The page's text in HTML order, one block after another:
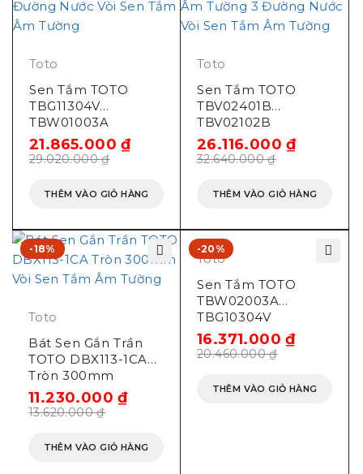
Lớp mạ bền vững với thời gian
Thân van bằng đồng thau
Van đĩa bằng sứ chống bám cặn bẩn giúp khóa
nước hoàn toàn
Bản vẽ van điều chỉnh
nóng lạnh
TBG02304B/TBN01001B
Toto
Sen Tắm TOTO
TBG11304V
TBW01003A
TBW01008A
TBG11001B
Tường 3 Đường
29.020.000₫
21.865.000₫
THÊM VÀO GIỎ HÀNG
Toto
Sen Tắm TOTO
TBV02401B
TBV02102B
TBW02004A
TBW02006A
TBG02001B Âm
32.640.000₫
26.116.000₫
THÊM VÀO GIỎ HÀNG
-18%
Toto
Bát Sen Gắn Trần
TOTO DBX113-1CA
Tròn 300mm
13.620.000₫
11.230.000₫
THÊM VÀO GIỎ HÀNG
-20%
Toto
Sen Tắm TOTO
TBW02003A
TBG10304V
TBW02005A
TBW02011B
Tường
20.460.000₫
16.371.000₫
THÊM VÀO GIỎ HÀNG